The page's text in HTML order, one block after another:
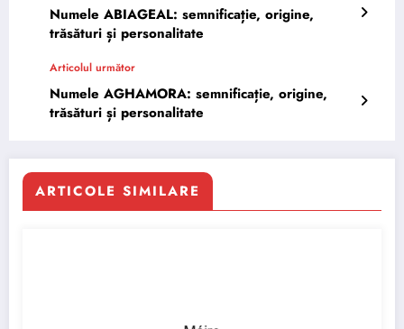
Numele ABIAGEAL: semnificație, origine,
trăsături și personalitate
Articolul următor
Numele AGHAMORA: semnificație, origine,
trăsături și personalitate
ARTICOLE SIMILARE